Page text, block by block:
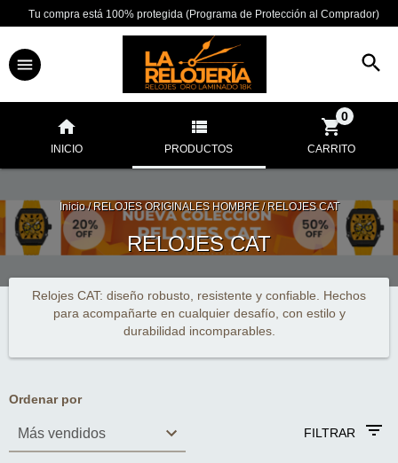
Tu compra está 100% protegida (Programa de Protección al Comprador)
INICIO PRODUCTOS CARRITO
0
Inicio / RELOJES ORIGINALES HOMBRE / RELOJES CAT
RELOJES CAT
Relojes CAT: diseño robusto, resistente y confiable. Hechos
para acompañarte en cualquier desafío, con estilo y
durabilidad incomparables.
Ordenar por
FILTRAR